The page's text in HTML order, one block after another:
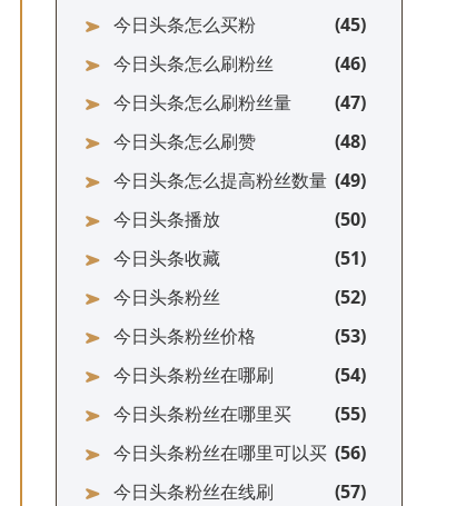
今日头条怎么买粉
今日头条怎么刷粉丝
今日头条怎么刷粉丝量
今日头条怎么刷赞
今日头条怎么提高粉丝数量
今日头条播放
今日头条收藏
今日头条粉丝
今日头条粉丝价格
今日头条粉丝在哪刷
今日头条粉丝在哪里买
今日头条粉丝在哪里可以买
今日头条粉丝在线刷